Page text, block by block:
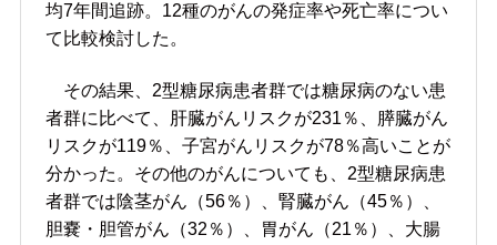
均7年間追跡。12種のがんの発症率や死亡率につい
て比較検討した。
その結果、2型糖尿病患者群では糖尿病のない患
者群に比べて、肝臓がんリスクが231％、膵臓がん
リスクが119％、子宮がんリスクが78％高いことが
分かった。その他のがんについても、2型糖尿病患
者群では陰茎がん（56％）、腎臓がん（45％）、
胆嚢・胆管がん（32％）、胃がん（21％）、大腸